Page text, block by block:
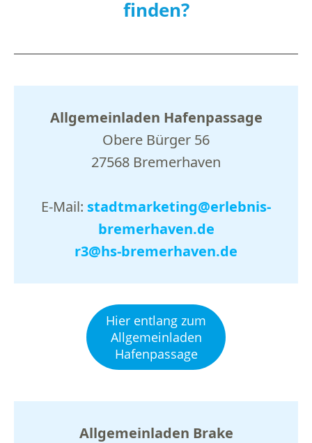
finden?
Allgemeinladen Hafenpassage
Obere Bürger 56
27568 Bremerhaven
E-Mail: stadtmarketing@erlebnis-
bremerhaven.de
r3@hs-bremerhaven.de
Hier entlang zum
Allgemeinladen
Hafenpassage
Allgemeinladen Brake